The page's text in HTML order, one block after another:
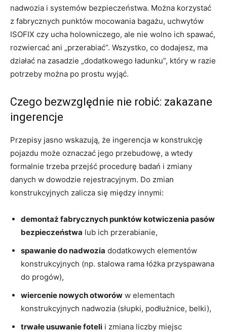
nadwozia i systemów bezpieczeństwa. Można korzystać
z fabrycznych punktów mocowania bagażu, uchwytów
ISOFIX czy ucha holowniczego, ale nie wolno ich spawać,
rozwiercać ani „przerabiać”. Wszystko, co dodajesz, ma
działać na zasadzie „dodatkowego ładunku”, który w razie
potrzeby można po prostu wyjąć.
Czego bezwzględnie nie robić: zakazane
ingerencje
Przepisy jasno wskazują, że ingerencja w konstrukcję
pojazdu może oznaczać jego przebudowę, a wtedy
formalnie trzeba przejść procedurę badań i zmiany
danych w dowodzie rejestracyjnym. Do zmian
konstrukcyjnych zalicza się między innymi:
demontaż fabrycznych punktów kotwiczenia pasów
bezpieczeństwa lub ich przerabianie,
spawanie do nadwozia dodatkowych elementów
konstrukcyjnych (np. stalowa rama łóżka przyspawana
do progów),
wiercenie nowych otworów w elementach
konstrukcyjnych nadwozia (słupki, podłużnice, belki),
trwałe usuwanie foteli i zmiana liczby miejsc